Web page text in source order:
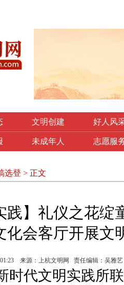
文明创建 好人风
未成年人 志愿服
选登 > 正文
践】礼仪之花
化会客厅开展文
来源：上杭文明网 责任编辑：吴雅
时代文明实践所